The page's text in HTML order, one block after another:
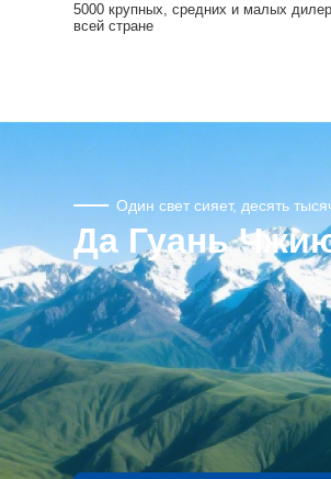
5000 крупных, средних и малых
всей стране
Один свет сияет, десять
Да Гуань